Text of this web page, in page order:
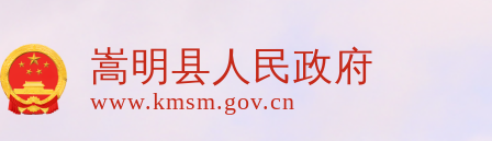
嵩明县人民政府
www.kmsm.gov.cn